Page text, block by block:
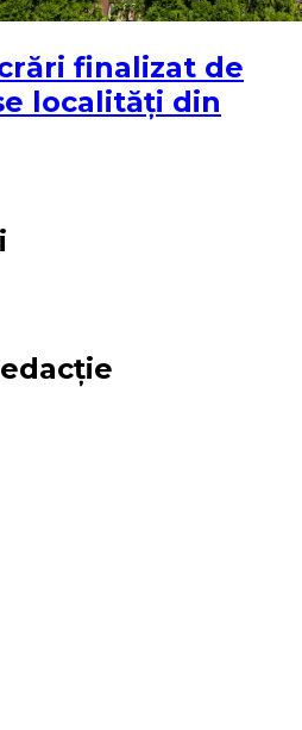
finalizat de
localități din